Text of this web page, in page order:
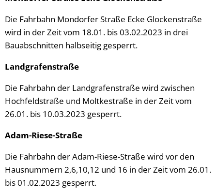
Die Fahrbahn Mondorfer Straße Ecke Glockenstraße
wird in der Zeit vom 18.01. bis 03.02.2023 in drei
Bauabschnitten halbseitig gesperrt.
Landgrafenstraße
Die Fahrbahn der Landgrafenstraße wird zwischen
Hochfeldstraße und Moltkestraße in der Zeit vom
26.01. bis 10.03.2023 gesperrt.
Adam-Riese-Straße
Die Fahrbahn der Adam-Riese-Straße wird vor den
Hausnummern 2,6,10,12 und 16 in der Zeit vom 26.01.
bis 01.02.2023 gesperrt.